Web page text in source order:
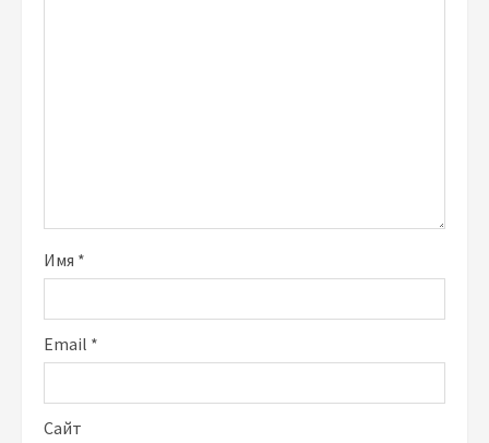
Имя *
Email *
Сайт